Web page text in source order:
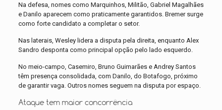
Na defesa, nomes como Marquinhos, Militão, Gabriel Magalhães
e Danilo aparecem como praticamente garantidos. Bremer surge
como forte candidato a completar o setor.
Nas laterais, Wesley lidera a disputa pela direita, enquanto Alex
Sandro desponta como principal opção pelo lado esquerdo.
No meio-campo, Casemiro, Bruno Guimarães e Andrey Santos
têm presença consolidada, com Danilo, do Botafogo, próximo
de garantir vaga. Outros nomes seguem na disputa por espaço.
Ataque tem maior concorrência